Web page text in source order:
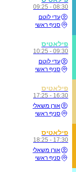
08:30 - 09:25
עדי לוטם
סניף ראשי
פילאטיס
09:30 - 10:25
עדי לוטם
סניף ראשי
פילאטיס
16:30 - 17:25
אורן משאלי
סניף ראשי
פילאטיס
17:30 - 18:25
אורן משאלי
סניף ראשי